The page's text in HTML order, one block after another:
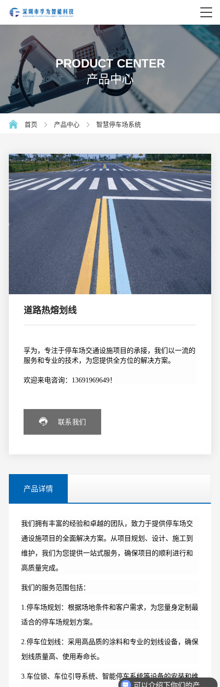
PRODUCT CENTER
产品中心
首页 产品中心 智慧停车场系统
道路热熔划线
孚为，专注于停车场交通设施项目的承接，我们以一流的
服务和专业的技术，为您提供全方位的解决方案。
欢迎来电咨询：13691969649！
联系我们
产品详情
我们拥有丰富的经验和卓越的团队，致力于提供停车场交
通设施项目的全面解决方案。从项目规划、设计、施工到
维护，我们为您提供一站式服务，确保项目的顺利进行和
高质量完成。
我们的服务范围包括：
1.停车场规划：根据场地条件和客户需求，为您量身定制最
适合的停车场规划方案。
2.停车位划线：采用高品质的涂料和专业的划线设备，确保
划线质量高、使用寿命长。
3.车位锁、车位引导系统、智能停车系统等设备的安装和维